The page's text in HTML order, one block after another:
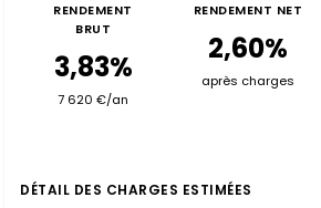
RENDEMENT
BRUT
3,83%
7 620 €/an
RENDEMENT NET
2,60%
après charges
DÉTAIL DES CHARGES ESTIMÉES